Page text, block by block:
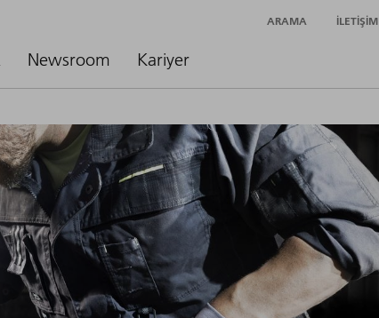
Newsroom Kariyer
ARAMA İLETIŞIM